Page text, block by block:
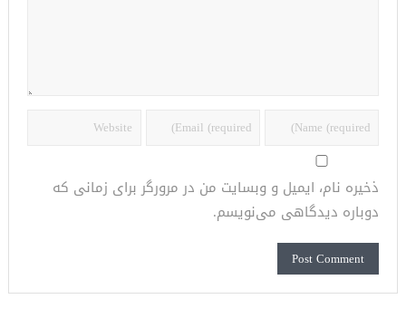
ذخیره نام، ایمیل و وبسایت من در مرورگر برای زمانی که
دوباره دیدگاهی می‌نویسم.